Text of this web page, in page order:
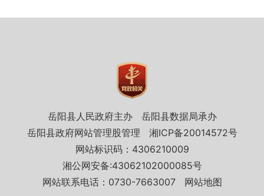
岳阳县人民政府主办
岳阳县数据局承办
岳阳县政府网站管理股管理
湘ICP备20014572号
网站标识码：4306210009
湘公网安备:43062102000085号
网站联系电话：0730-7663007
网站地图